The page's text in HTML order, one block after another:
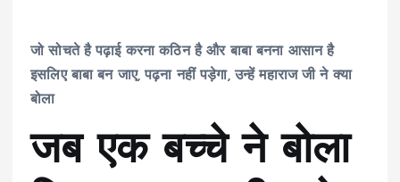
जो सोचते है पढ़ाई करना कठिन है और बाबा बनना आसान है
इसलिए बाबा बन जाए, पढ़ना नहीं पड़ेगा, उन्हें महाराज जी ने क्या
बोला
जब एक बच्चे ने बोला